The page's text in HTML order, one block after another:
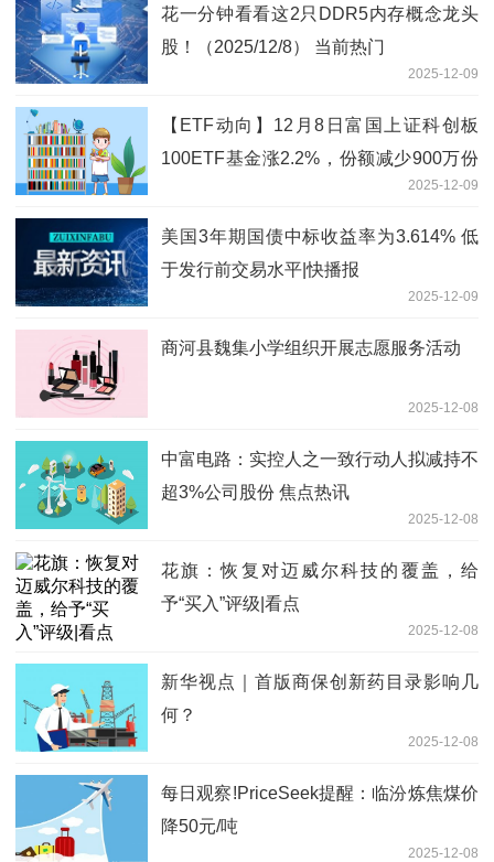
花一分钟看看这2只DDR5内存概念龙头
股！（2025/12/8） 当前热门
2025-12-09
【ETF动向】12月8日富国上证科创板
100ETF基金涨2.2%，份额减少900万份
2025-12-09
美国3年期国债中标收益率为3.614% 低
于发行前交易水平|快播报
2025-12-09
商河县魏集小学组织开展志愿服务活动
2025-12-08
中富电路：实控人之一致行动人拟减持不
超3%公司股份 焦点热讯
2025-12-08
花旗：恢复对迈威尔科技的覆盖，给
予“买入”评级|看点
2025-12-08
新华视点｜首版商保创新药目录影响几
何？
2025-12-08
每日观察!PriceSeek提醒：临汾炼焦煤价
降50元/吨
2025-12-08